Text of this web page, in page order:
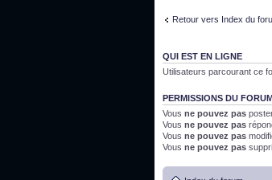
Retour vers Index du
QUI EST EN LIGNE
Utilisateurs parcourant ce
PERMISSIONS DU
Vous ne pouvez pas
Vous ne pouvez pas
Vous ne pouvez pas
Vous ne pouvez pas